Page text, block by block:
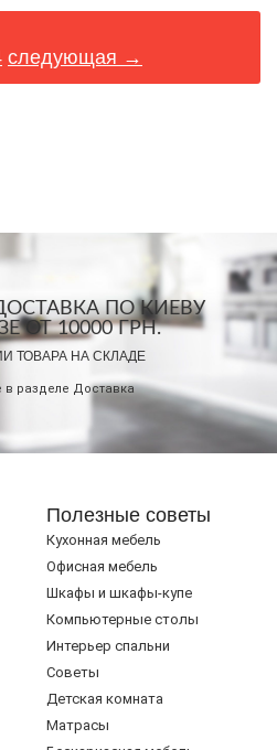
следующая →
ПО КИЕВУ
ОТ 10000 ГРН.
ТОВАРА НА СКЛАДЕ
в разделе Доставка
Полезные советы
Кухонная мебель
Офисная мебель
Шкафы и шкафы-купе
Компьютерные столы
Интерьер спальни
Советы
Детская комната
Матрасы